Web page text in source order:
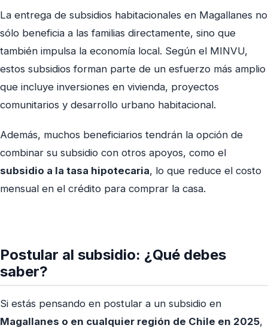
La entrega de subsidios habitacionales en Magallanes no
sólo beneficia a las familias directamente, sino que
también impulsa la economía local. Según el MINVU,
estos subsidios forman parte de un esfuerzo más amplio
que incluye inversiones en vivienda, proyectos
comunitarios y desarrollo urbano habitacional.
Además, muchos beneficiarios tendrán la opción de
combinar su subsidio con otros apoyos, como el
subsidio a la tasa hipotecaria, lo que reduce el costo
mensual en el crédito para comprar la casa.
Postular al subsidio: ¿Qué debes
saber?
Si estás pensando en postular a un subsidio en
Magallanes o en cualquier región de Chile en 2025,